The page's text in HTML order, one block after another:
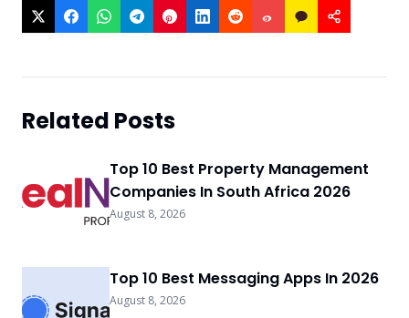
Related Posts
Top 10 Best Property Management
Companies In South Africa 2026
August 8, 2026
Top 10 Best Messaging Apps In 2026
August 8, 2026